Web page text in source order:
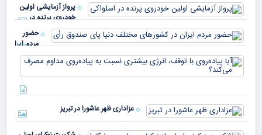
پرواز آزمایشی اولین
خودروی پرنده در
اسلواکی
حضور
مردم ایران
در
کشورهای
مختلف
دنیا پای
صندوق
عزاداری ظهر عاشورا در تبریز